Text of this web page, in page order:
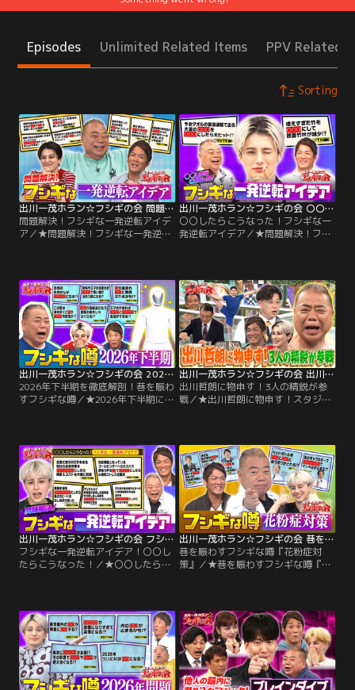
Episodes Unlimited Related Items PPV Related
Sorting
出川一茂ホラン☆フシギの会 問題解決！フシギな一発逆転アイデア（2026/07/25放送分）
問題解決！フシギな一発逆転アイデ
ア／★問題解決！フシギな一発逆転
アイデア 世の中の問題を一発逆転で
録することで犯人逮捕！？☆近年問
題視される置き配の盗難…ダンボー
ルを〇〇の模様にすることで盗難防
止！？☆放置された農地をある動物
に協力してもらって耕したら劇的再
生！？
出川一茂ホラン☆フシギの会 〇〇したらこうなった！フシギな一発逆転アイデア（2026/07/04放送分）
〇〇したらこうなった！フシギな一
発逆転アイデア／★問題解決！フシ
ギな一発逆転アイデア 世の中の問題
大量のホコリの活用方法とは？☆高
齢化で漁師不足の町が漁を〇〇〇に
任せることで水揚げ量が復活！？☆
増えすぎた竹に手を加えて、放置竹
林が減少！
出川一茂ホラン☆フシギの会 2026年下半期を徹底解剖！巷を賑わすフシギな噂（2026/06/06放送分）
2026年下半期を徹底解剖！巷を賑わ
すフシギな噂／★2026年下半期に起
が高級品に！？自分が庶民だと言い
張る一茂に出川が一言！☆財布やス
マホを使わない買い物が当たり前に
なる！？セルフレジを使わない出川
＆一茂の理由とは？☆自分の声が悪
用されるかも！？
出川一茂ホラン☆フシギの会 出川哲朗に物申す！3人の精鋭が参戦（2026/05/16放送分）
出川哲朗に物申す！3人の精鋭が参
戦／★出川哲朗に物申す！スタジオ
出川の秘密兵器が登場！☆お酢を食
べるリアクションがおかしい！醸造
学界の教授からクレーム！？酢を悪
役にしないで！教授が大好きなあん
かけ焼きそばの食べ方とは？☆熱湯
風呂のリアクションがおかしい！
出川一茂ホラン☆フシギの会 フシギな一発逆転アイデア！〇〇したらこうなった！（2026/05/02放送分）
フシギな一発逆転アイデア！〇〇し
たらこうなった！／★〇〇したらこ
に削減！☆コールセンターへのカス
ハラ…怒鳴り声を〇〇で〇〇〇〇○
にしたら心理的ストレスを軽減！☆
横断歩道に工夫加えると、車のスピ
ードの出しすぎが減った！
出川一茂ホラン☆フシギの会 巷を賑わすフシギな噂『花粉症対策』（2026/04/11放送分）
巷を賑わすフシギな噂『花粉症対
策』／★巷を賑わすフシギな噂『花
も…！？●腸に良い食材！毎日1本
〇〇〇を食べると花粉症対策に！？
●身近なあの薬味〇〇が花粉症対策
に！？その薬味を使った絶品スムー
ジーレシピを公開！